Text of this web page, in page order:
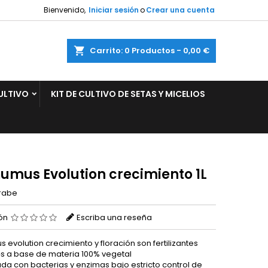
Bienvenido, Iniciar sesiónoCrear una cuenta
Carrito 0 Productos - 0,00 €
KIT DE CULTIVO DE SETAS Y MICELIOS
Evolution crecimiento 1L
Escriba una reseña
evolution crecimiento y floración son fertilizantes
a base de materia 100% vegetal
con bacterias y enzimas bajo estricto control de